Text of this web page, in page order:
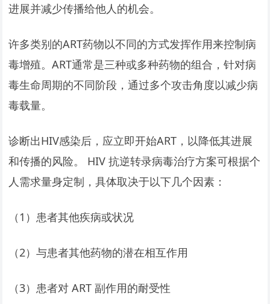
进展并减少传播给他人的机会。
许多类别的ART药物以不同的方式发挥作用来控制病
毒增殖。ART通常是三种或多种药物的组合，针对病
毒生命周期的不同阶段，通过多个攻击角度以减少病
毒载量。
诊断出HIV感染后，应立即开始ART，以降低其进展
和传播的风险。 HIV 抗逆转录病毒治疗方案可根据个
人需求量身定制，具体取决于以下几个因素：
（1）患者其他疾病或状况
（2）与患者其他药物的潜在相互作用
（3）患者对 ART 副作用的耐受性